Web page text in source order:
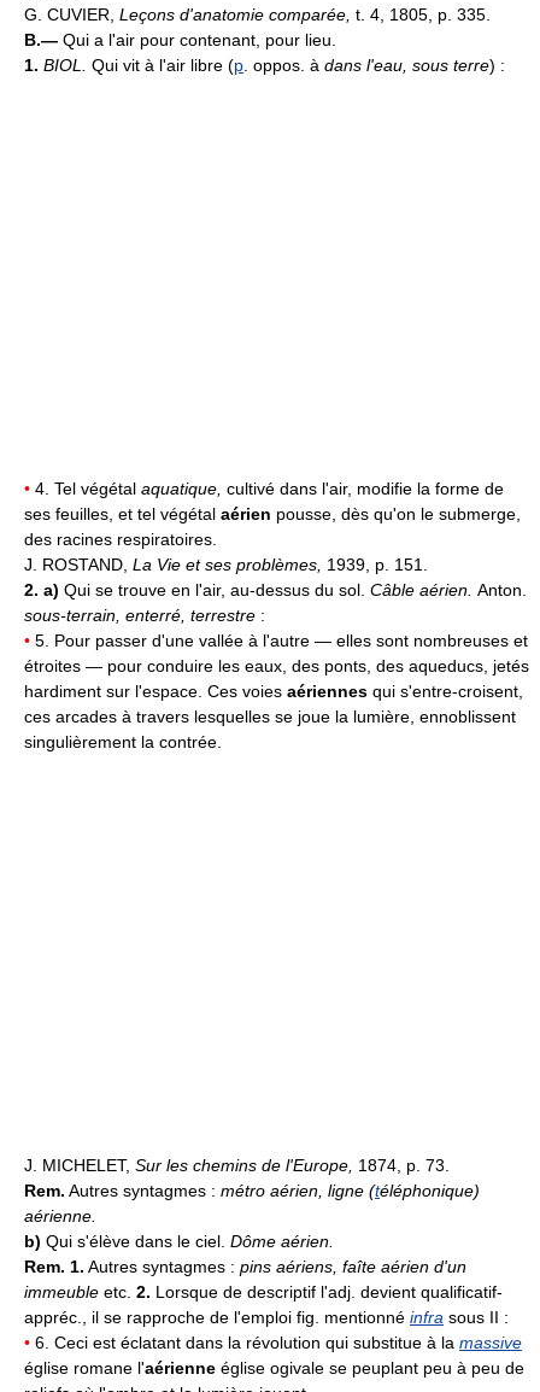
G. CUVIER, Leçons d'anatomie comparée, t. 4, 1805, p. 335.
B.— Qui a l'air pour contenant, pour lieu.
1. BIOL. Qui vit à l'air libre (p . oppos. à dans l'eau, sous terre) :
• 4. Tel végétal aquatique, cultivé dans l'air, modifie la forme de
ses feuilles, et tel végétal aérien pousse, dès qu'on le submerge,
des racines respiratoires.
J. ROSTAND, La Vie et ses problèmes, 1939, p. 151.
2. a) Qui se trouve en l'air, au-dessus du sol. Câble aérien. Anton.
sous-terrain, enterré, terrestre :
• 5. Pour passer d'une vallée à l'autre — elles sont nombreuses et
étroites — pour conduire les eaux, des ponts, des aqueducs, jetés
hardiment sur l'espace. Ces voies aériennes qui s'entre-croisent,
ces arcades à travers lesquelles se joue la lumière, ennoblissent
singulièrement la contrée.
J. MICHELET, Sur les chemins de l'Europe, 1874, p. 73.
Rem. Autres syntagmes : métro aérien, ligne (téléphonique)
aérienne.
b) Qui s'élève dans le ciel. Dôme aérien.
Rem. 1. Autres syntagmes : pins aériens, faîte aérien d'un
immeuble etc. 2. Lorsque de descriptif l'adj. devient qualificatif-
appréc., il se rapproche de l'emploi fig. mentionné infra sous II :
• 6. Ceci est éclatant dans la révolution qui substitue à la massive
église romane l'aérienne église ogivale se peuplant peu à peu de